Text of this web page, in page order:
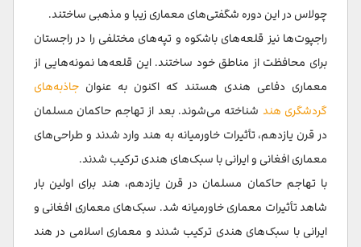
چولاس در این دوره شگفتی‌های معماری زیبا و مذهبی ساختند.
راجپوت‌ها نیز قلعه‌های باشکوه و تپه‌های مختلفی را در راجستان
برای محافظت از مناطق خود ساختند. این قلعه‌ها نمونه‌هایی از
معماری دفاعی هندی هستند که اکنون به عنوان جاذبه‌های
گردشگری هند شناخته می‌شوند. بعد از تهاجم حاکمان مسلمان
در قرن یازدهم، تأثیرات خاورمیانه به هند وارد شدند و طراحی‌های
معماری افغانی و ایرانی با سبک‌های هندی ترکیب شدند.
با تهاجم حاکمان مسلمان در قرن یازدهم، هند برای اولین بار
شاهد تأثیرات معماری خاورمیانه شد. سبک‌های معماری افغانی و
ایرانی با سبک‌های هندی ترکیب شدند و معماری اسلامی در هند